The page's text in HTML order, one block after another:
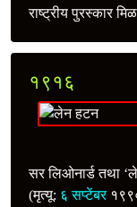
राष्ट्रीय पुरस्कार
१९१६
सर लिओनार्ड तथा
(मृत्यू: ६ सप्टेंबर